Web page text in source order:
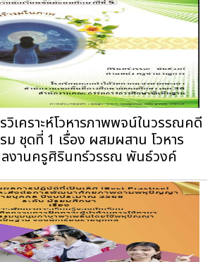
เคราะห์โวหารภาพพจน์ในวรรณคดี
ม ชุดที่ 1 เรื่อง ผสมผสาน โวหาร
งานครูศิรินทร์วรรณ พันธ์วงค์